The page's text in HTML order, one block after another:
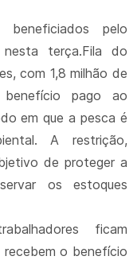
beneficiados pelo
terça.Fila do
com 1,8 milhão de
pago ao
em que a pesca é
A restrição,
de proteger a
os estoques
ficam
o benefício